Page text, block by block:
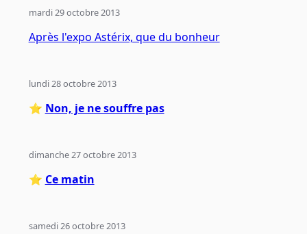
Après l'expo Astérix, que du bonheur
mardi 29 octobre 2013
⭐️ Non, je ne souffre pas
lundi 28 octobre 2013
⭐️ Ce matin
dimanche 27 octobre 2013
samedi 26 octobre 2013